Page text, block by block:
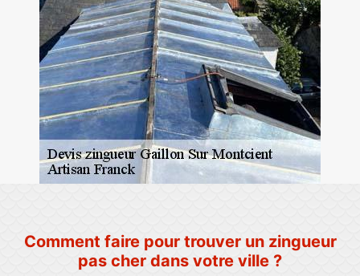
Comment faire pour trouver un zingueur
pas cher dans votre ville ?